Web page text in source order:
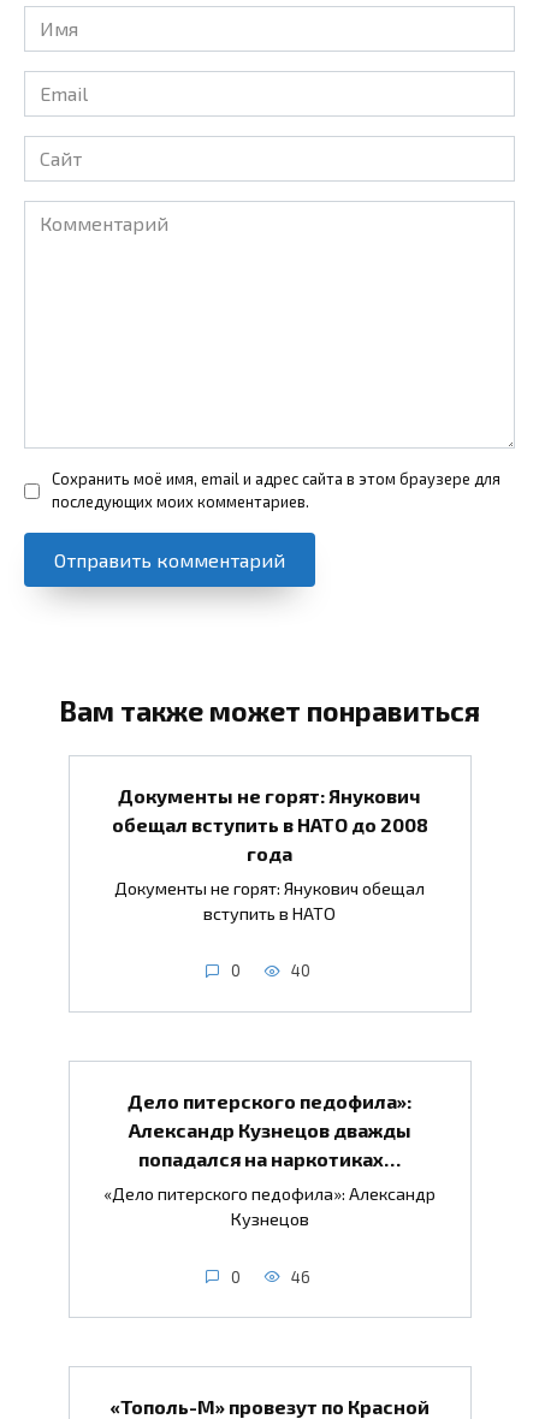
Имя
*
Email
*
Сайт
Комментарий
Сохранить моё имя, email и адрес сайта в этом браузере для
последующих моих комментариев.
Вам также может понравиться
Документы не горят: Янукович
обещал вступить в НАТО до 2008
года
Документы не горят: Янукович обещал
вступить в НАТО
0 40
Дело питерского педофила»:
Александр Кузнецов дважды
попадался на наркотиках…
«Дело питерского педофила»: Александр
Кузнецов
0 46
«Тополь-М» провезут по Красной